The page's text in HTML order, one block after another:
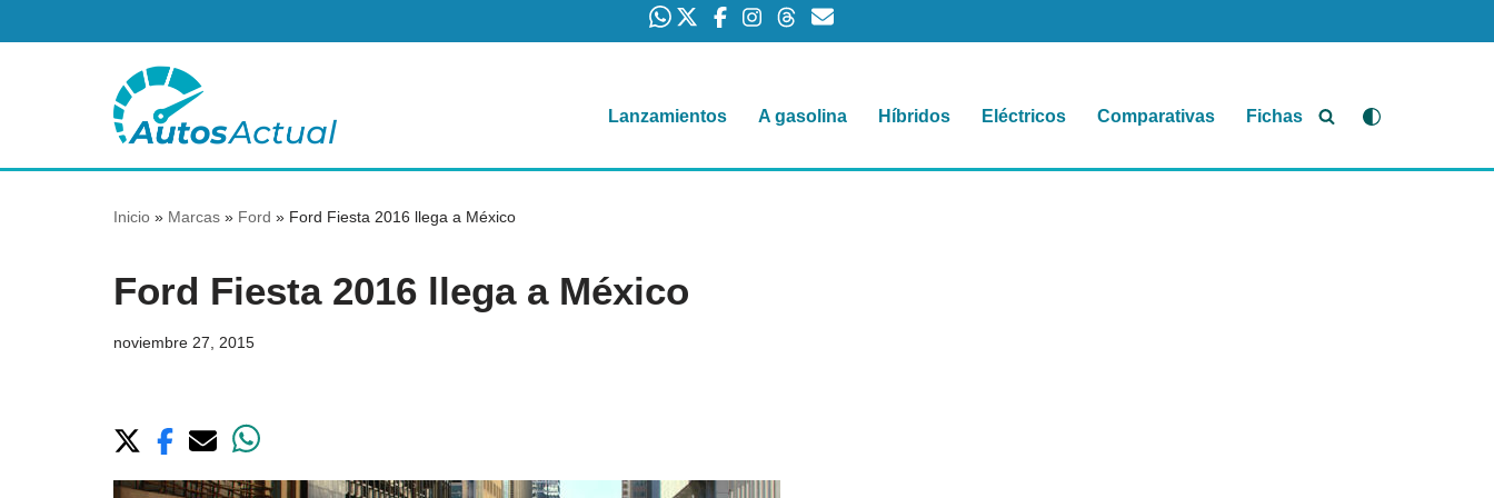
contenido
Lanzamientos A gasolina Híbridos Eléctricos Comparativas Fichas
Inicio » Marcas » Ford » Ford Fiesta 2016 llega a México
Ford Fiesta 2016 llega a México
noviembre 27, 2015